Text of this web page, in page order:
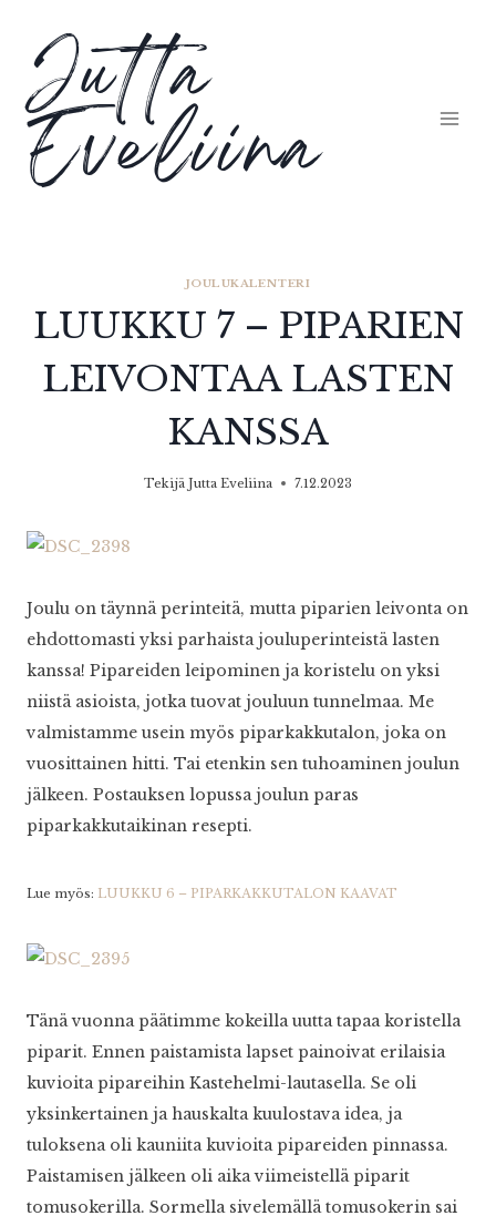
sisältöön
Jutta
Eveliina
JOULUKALENTERI
LUUKKU 7 – PIPARIEN
LEIVONTAA LASTEN
KANSSA
Tekijä Jutta Eveliina 7.12.2023
Joulu on täynnä perinteitä, mutta piparien leivonta on
ehdottomasti yksi parhaista jouluperinteistä lasten
kanssa! Pipareiden leipominen ja koristelu on yksi
niistä asioista, jotka tuovat jouluun tunnelmaa. Me
valmistamme usein myös piparkakkutalon, joka on
vuosittainen hitti. Tai etenkin sen tuhoaminen joulun
jälkeen. Postauksen lopussa joulun paras
piparkakkutaikinan resepti.
Lue myös: LUUKKU 6 – PIPARKAKKUTALON KAAVAT
Tänä vuonna päätimme kokeilla uutta tapaa koristella
piparit. Ennen paistamista lapset painoivat erilaisia
kuvioita pipareihin Kastehelmi-lautasella. Se oli
yksinkertainen ja hauskalta kuulostava idea, ja
tuloksena oli kauniita kuvioita pipareiden pinnassa.
Paistamisen jälkeen oli aika viimeistellä piparit
tomusokerilla. Sormella sivelemällä tomusokerin sai